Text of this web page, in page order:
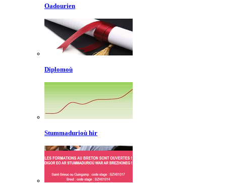
Oadourien
Diplomoù
Stummadurioù hir